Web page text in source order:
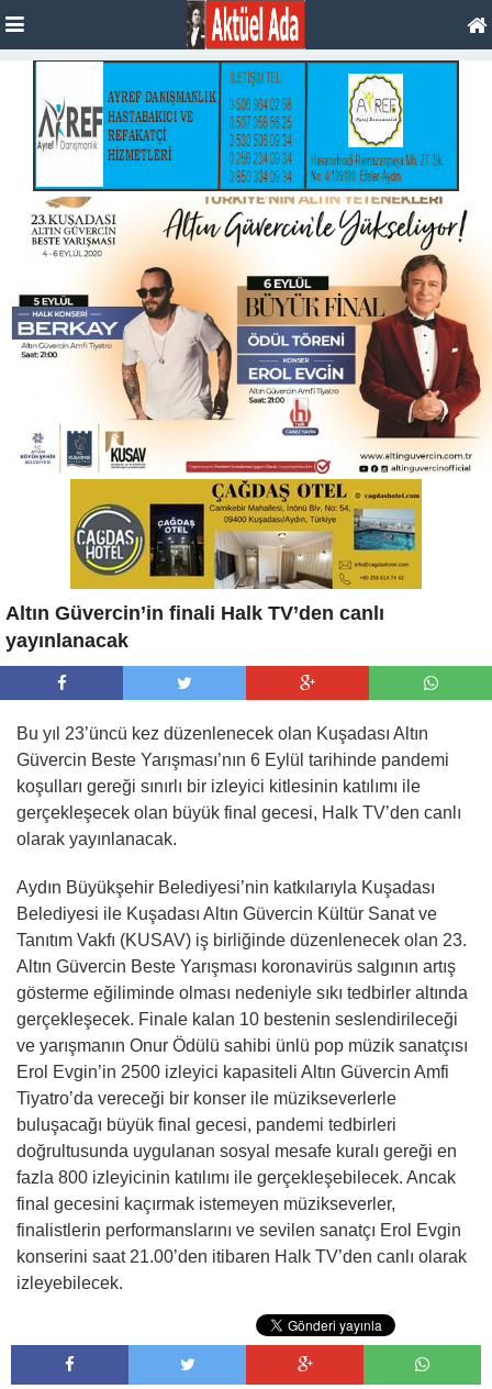
Altın Güvercin’in finali Halk TV’den canlı
yayınlanacak
Bu yıl 23’üncü kez düzenlenecek olan Kuşadası Altın
Güvercin Beste Yarışması’nın 6 Eylül tarihinde pandemi
koşulları gereği sınırlı bir izleyici kitlesinin katılımı ile
gerçekleşecek olan büyük final gecesi, Halk TV’den canlı
olarak yayınlanacak.
Aydın Büyükşehir Belediyesi’nin katkılarıyla Kuşadası
Belediyesi ile Kuşadası Altın Güvercin Kültür Sanat ve
Tanıtım Vakfı (KUSAV) iş birliğinde düzenlenecek olan 23.
Altın Güvercin Beste Yarışması koronavirüs salgının artış
gösterme eğiliminde olması nedeniyle sıkı tedbirler altında
gerçekleşecek. Finale kalan 10 bestenin seslendirileceği
ve yarışmanın Onur Ödülü sahibi ünlü pop müzik sanatçısı
Erol Evgin’in 2500 izleyici kapasiteli Altın Güvercin Amfi
Tiyatro’da vereceği bir konser ile müzikseverlerle
buluşacağı büyük final gecesi, pandemi tedbirleri
doğrultusunda uygulanan sosyal mesafe kuralı gereği en
fazla 800 izleyicinin katılımı ile gerçekleşebilecek. Ancak
final gecesini kaçırmak istemeyen müzikseverler,
finalistlerin performanslarını ve sevilen sanatçı Erol Evgin
konserini saat 21.00’den itibaren Halk TV’den canlı olarak
izleyebilecek.